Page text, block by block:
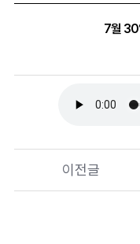
7월 30
이전글